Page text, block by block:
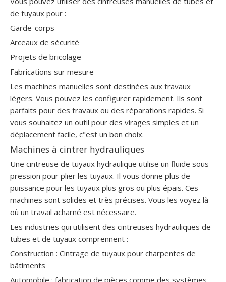
de tuyaux pour :
Garde-corps
Arceaux de sécurité
Projets de bricolage
Fabrications sur mesure
Les machines manuelles sont destinées aux travaux
légers. Vous pouvez les configurer rapidement. Ils sont
parfaits pour des travaux ou des réparations rapides. Si
vous souhaitez un outil pour des virages simples et un
déplacement facile, c"est un bon choix.
Machines à cintrer hydrauliques
Une cintreuse de tuyaux hydraulique utilise un fluide sous
pression pour plier les tuyaux. Il vous donne plus de
puissance pour les tuyaux plus gros ou plus épais. Ces
machines sont solides et très précises. Vous les voyez là
où un travail acharné est nécessaire.
Les industries qui utilisent des cintreuses hydrauliques de
tubes et de tuyaux comprennent :
Construction : Cintrage de tuyaux pour charpentes de
bâtiments
Automobile : fabrication de pièces comme des systèmes